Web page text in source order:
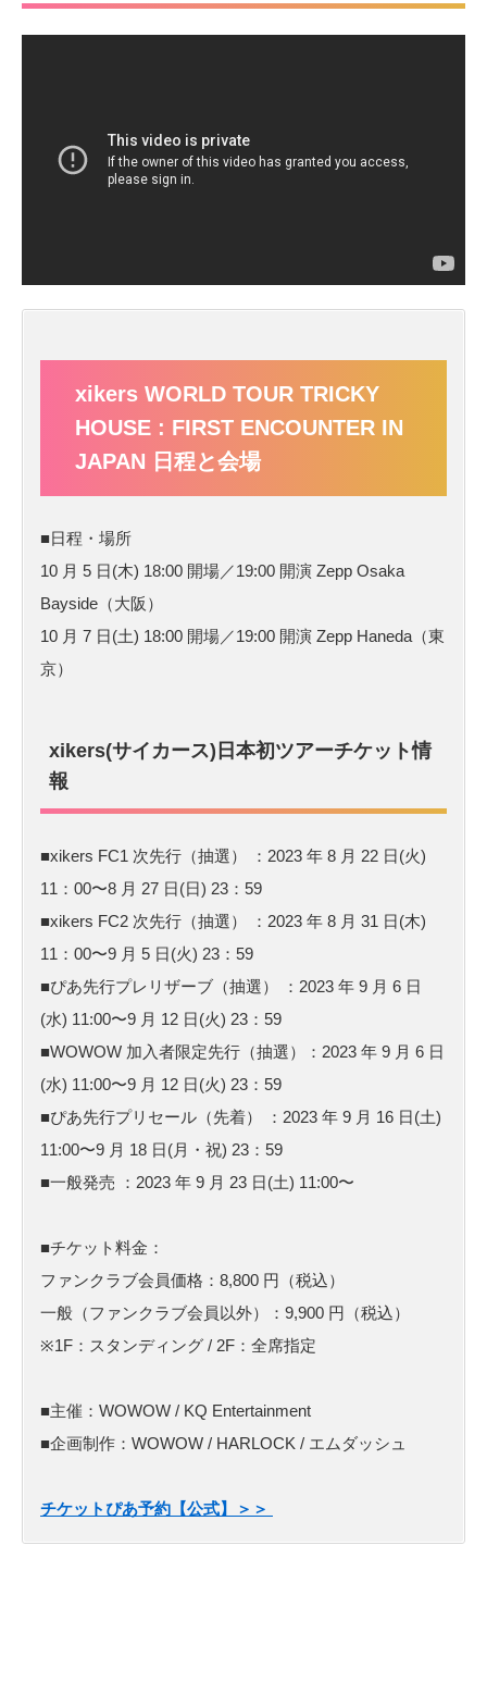
xikers WORLD TOUR TRICKY
HOUSE : FIRST ENCOUNTER IN
JAPAN 日程と会場
■日程・場所
10 月 5 日(木) 18:00 開場／19:00 開演 Zepp Osaka
Bayside（大阪）
10 月 7 日(土) 18:00 開場／19:00 開演 Zepp Haneda（東
京）
xikers(サイカース)日本初ツアーチケット情
報
■xikers FC1 次先行（抽選） ：2023 年 8 月 22 日(火)
11：00〜8 月 27 日(日) 23：59
■xikers FC2 次先行（抽選） ：2023 年 8 月 31 日(木)
11：00〜9 月 5 日(火) 23：59
■ぴあ先行プレリザーブ（抽選） ：2023 年 9 月 6 日
(水) 11:00〜9 月 12 日(火) 23：59
■WOWOW 加入者限定先行（抽選）：2023 年 9 月 6 日
(水) 11:00〜9 月 12 日(火) 23：59
■ぴあ先行プリセール（先着） ：2023 年 9 月 16 日(土)
11:00〜9 月 18 日(月・祝) 23：59
■一般発売 ：2023 年 9 月 23 日(土) 11:00〜
■チケット料金：
ファンクラブ会員価格：8,800 円（税込）
一般（ファンクラブ会員以外）：9,900 円（税込）
※1F：スタンディング / 2F：全席指定
■主催：WOWOW / KQ Entertainment
■企画制作：WOWOW / HARLOCK / エムダッシュ
チケットぴあ予約【公式】＞＞